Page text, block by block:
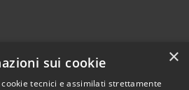
×
sui cookie
tecnici e assimilati strettamente